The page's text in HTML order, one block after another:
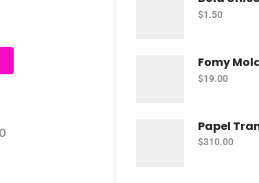
$1.50
$19.00
$310.00